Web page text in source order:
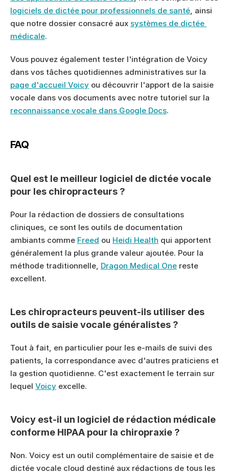
logiciels de dictée pour professionnels de santé, ainsi
que notre dossier consacré aux systèmes de dictée
médicale.
Vous pouvez également tester l'intégration de Voicy
page d'accueil Voicy ou découvrir l'apport de la saisie
reconnaissance vocale dans Google Docs.
FAQ
Quel est le meilleur logiciel de dictée vocale
pour les chiropracteurs ?
Pour la rédaction de dossiers de consultations
cliniques, ce sont les outils de documentation
ambiants comme Freed ou Heidi Health qui apportent
généralement la plus grande valeur ajoutée. Pour la
méthode traditionnelle, Dragon Medical One reste
excellent.
Les chiropracteurs peuvent-ils utiliser des
outils de saisie vocale généralistes ?
Tout à fait, en particulier pour les e-mails de suivi des
patients, la correspondance avec d'autres praticiens et
la gestion quotidienne. C'est exactement le terrain sur
lequel Voicy excelle.
Voicy est-il un logiciel de rédaction médicale
conforme HIPAA pour la chiropraxie ?
Non. Voicy est un outil complémentaire de saisie et de
dictée vocale cloud destiné aux rédactions de tous les